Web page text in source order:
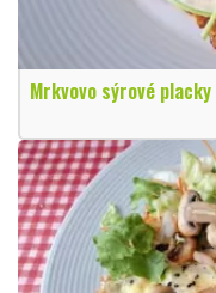
Mrkvovo sýrové placky